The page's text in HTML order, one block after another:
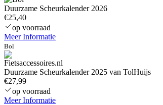
Duurzame Scheurkalender 2026
€25,40
op voorraad
Meer Informatie
Bol
Duurzame Scheurkalender 2025 van TolHuijs
€27,99
op voorraad
Meer Informatie